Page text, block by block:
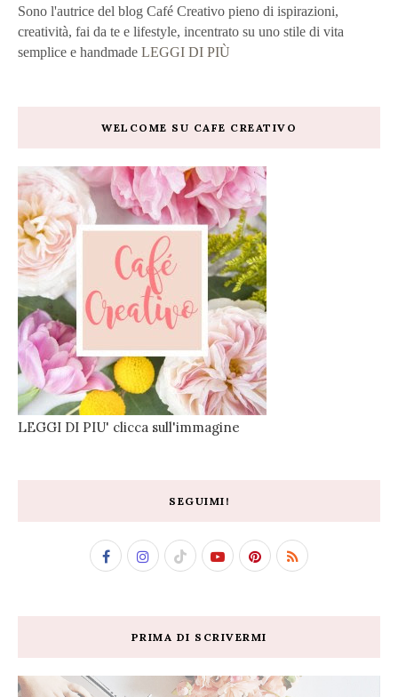
Sono l'autrice del blog Café Creativo pieno di ispirazioni,
creatività, fai da te e lifestyle, incentrato su uno stile di vita
semplice e handmade LEGGI DI PIÙ
WELCOME SU CAFE CREATIVO
LEGGI DI PIU' clicca sull'immagine
SEGUIMI!
PRIMA DI SCRIVERMI